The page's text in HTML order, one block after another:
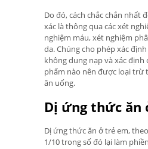
Do đó, cách chắc chắn nhất
xác là thông qua các xét
nghiệm máu, xét nghiệm
da. Chúng cho phép xác
không dung nạp và xác định
phẩm nào nên được loại trừ
ăn uống.
Dị ứng thức ăn
Dị ứng thức ăn ở trẻ em,
1/10 trong số đó lại làm